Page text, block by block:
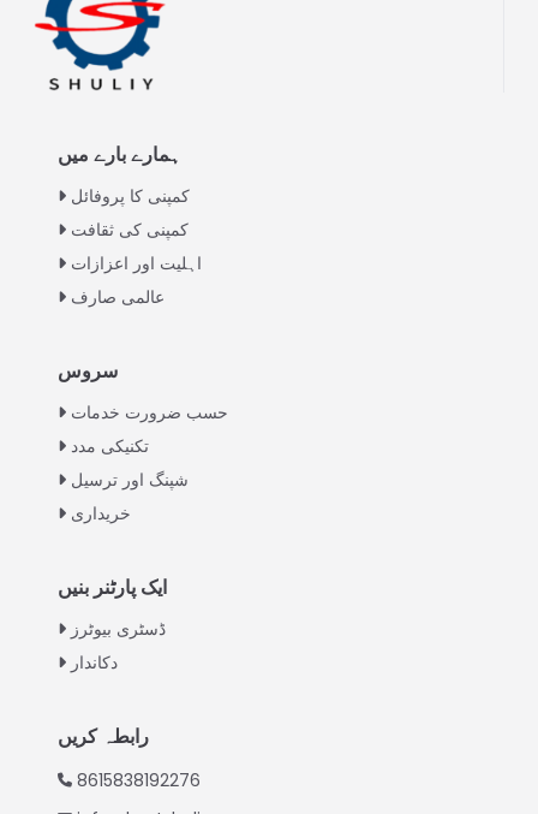
ہمارے بارے میں
کمپنی کا پروفائل
کمپنی کی ثقافت
اہلیت اور اعزازات
عالمی صارف
سروس
حسب ضرورت خدمات
تکنیکی مدد
شپنگ اور ترسیل
خریداری
ایک پارٹنر بنیں
ڈسٹری بیوٹرز
دکاندار
رابطہ کریں
8615838192276